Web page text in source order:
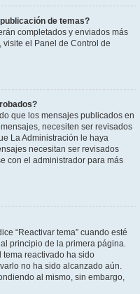
de temas?
completados y enviados más
el Panel de Control de
que los mensajes publicados en
necesiten ser revisados
La Administración le haya
necesitan ser revisados
con el administrador para más
“Reactivar tema” cuando esté
principio de la primera página.
tema reactivado ha sido
no ha sido alcanzado aún.
al mismo, sin embargo,